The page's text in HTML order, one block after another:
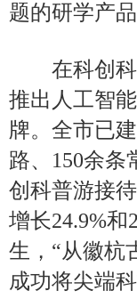
题的研学产品
在科创科
推出人工智
牌。全市已
路、150余条
创科普游接
增长24.9%
生，“从徽杭
成功将尖端